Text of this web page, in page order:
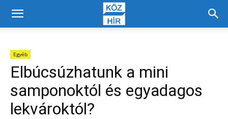
Egyéb
Elbúcsúzhatunk a mini
samponoktól és egyadagos
lekvároktól?